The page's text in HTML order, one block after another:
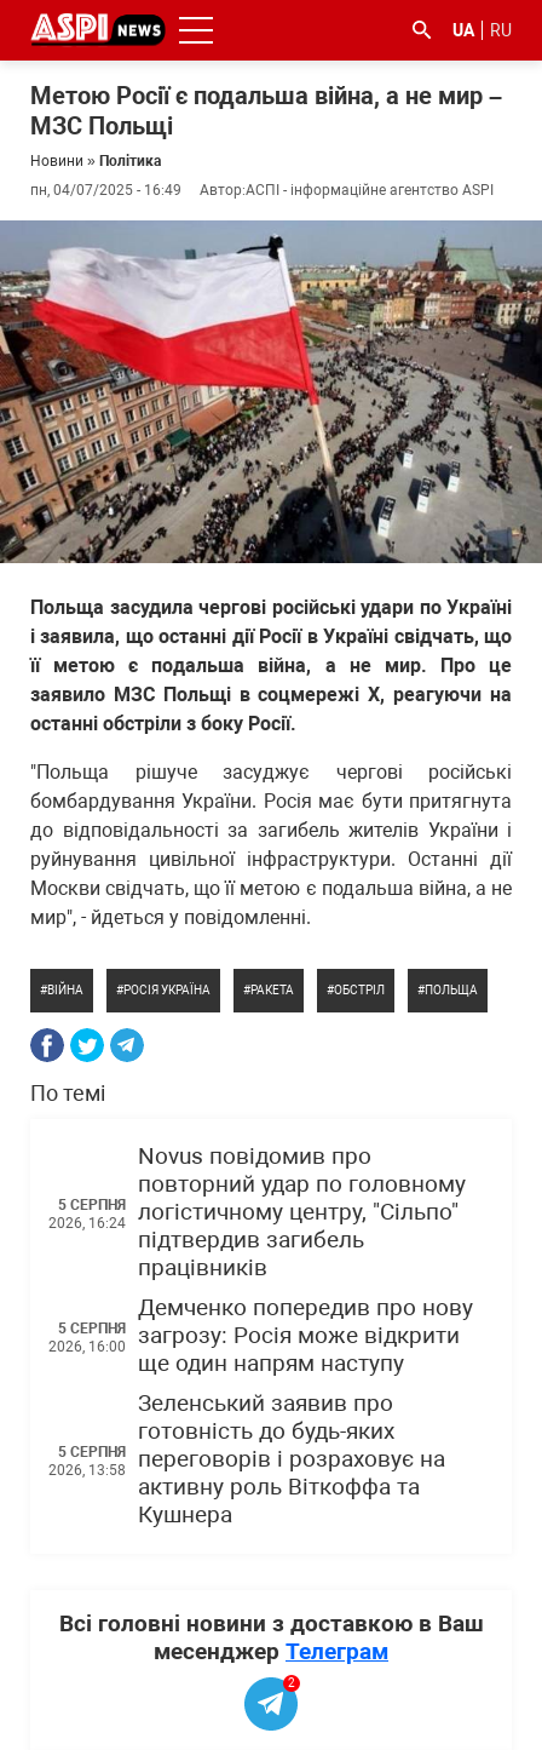
UA RU
Метою Росії є подальша війна, а не мир –
МЗС Польщі
Новини » Політика
пн, 04/07/2025 - 16:49
Автор:АСПІ - інформаційне агентство ASPI
Польща засудила чергові російські удари по Україні
і заявила, що останні дії Росії в Україні свідчать, що
її метою є подальша війна, а не мир. Про це
заявило МЗС Польщі в соцмережі X, реагуючи на
останні обстріли з боку Росії.
"Польща рішуче засуджує чергові російські
бомбардування України. Росія має бути притягнута
до відповідальності за загибель жителів України і
руйнування цивільної інфраструктури. Останні дії
Москви свідчать, що її метою є подальша війна, а не
мир", - йдеться у повідомленні.
ВІЙНА РОСІЯ УКРАЇНА РАКЕТА ОБСТРІЛ ПОЛЬЩА
По темі
5 СЕРПНЯ
2026, 16:24
Novus повідомив про
повторний удар по головному
логістичному центру, "Сільпо"
підтвердив загибель
працівників
5 СЕРПНЯ
2026, 16:00
Демченко попередив про нову
загрозу: Росія може відкрити
ще один напрям наступу
5 СЕРПНЯ
2026, 13:58
Зеленський заявив про
готовність до будь-яких
переговорів і розраховує на
активну роль Віткоффа та
Кушнера
Всі головні новини з доставкою в Ваш
месенджер Телеграм
2
#ООС
#боротьба
корупцією
#ДФС #Київ #коронавірус